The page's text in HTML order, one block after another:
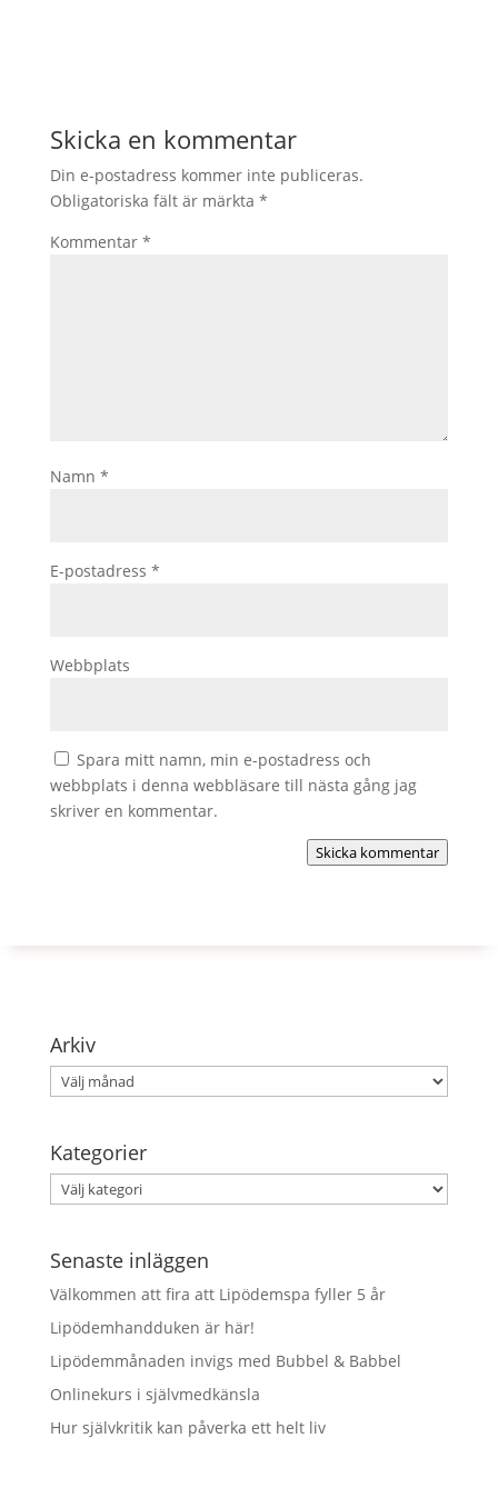
Skicka en kommentar
Din e-postadress kommer inte publiceras.
Obligatoriska fält är märkta *
Kommentar *
Namn *
E-postadress *
Webbplats
Spara mitt namn, min e-postadress och
webbplats i denna webbläsare till nästa gång jag
skriver en kommentar.
Skicka kommentar
Arkiv
Arkiv
Kategorier
Kategorier
Senaste inläggen
Välkommen att fira att Lipödemspa fyller 5 år
Lipödemhandduken är här!
Lipödemmånaden invigs med Bubbel & Babbel
Onlinekurs i självmedkänsla
Hur självkritik kan påverka ett helt liv